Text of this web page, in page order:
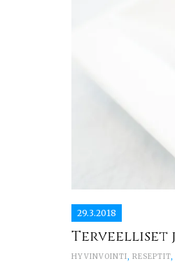
29.3.2018
Terveelliset
HYVINVOINTI, RESEPTIT,